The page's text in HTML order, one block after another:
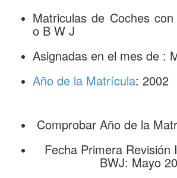
Matriculas de Coches
o B W J
Asignadas en el mes de :
Año de la Matrícula: 2002
Comprobar Año de la
Fecha Primera Revisión
BWJ: Mayo